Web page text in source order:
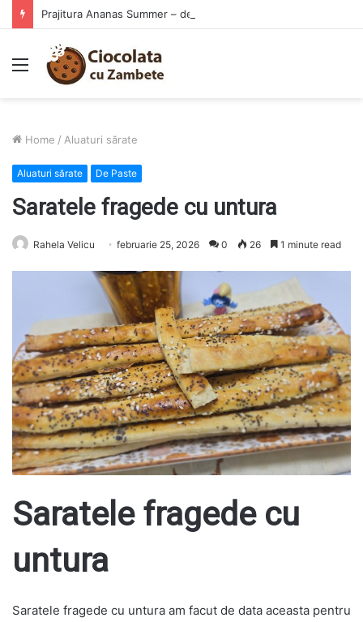
Prajitura Ananas Summer – deliciul racoritor al verii
Menu
Home / Aluaturi sărate
Aluaturi sărate De Paste
Saratele fragede cu untura
Rahela Velicu februarie 25, 2026 0 26 1 minute read
Saratele fragede cu
untura
Saratele fragede cu untura am facut de data aceasta pentru